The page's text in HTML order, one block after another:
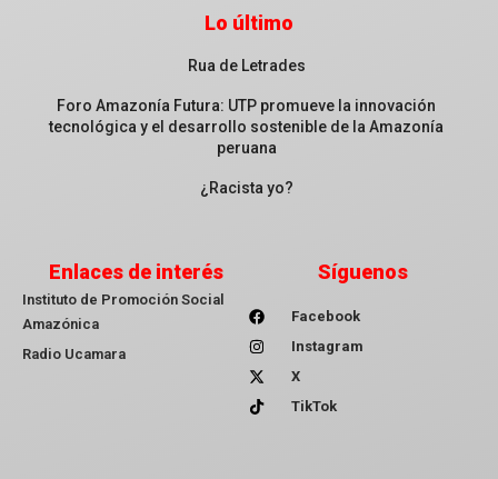
Lo último
Rua de Letrades
Foro Amazonía Futura: UTP promueve la innovación
tecnológica y el desarrollo sostenible de la Amazonía
peruana
¿Racista yo?
Enlaces de interés
Instituto de Promoción Social
Amazónica
Radio Ucamara
Síguenos
Facebook
Instagram
X
TikTok